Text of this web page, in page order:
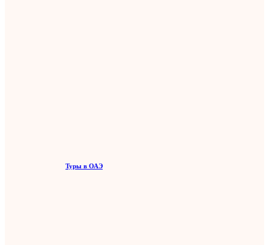
Туры в ОАЭ